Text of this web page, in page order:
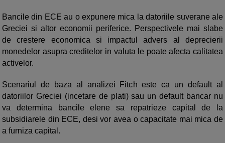
Bancile din ECE au o expunere mica la datoriile suverane ale
Greciei si altor economii periferice. Perspectivele mai slabe
de crestere economica si impactul advers al deprecierii
monedelor asupra creditelor in valuta le poate afecta calitatea
activelor.
Scenariul de baza al analizei Fitch este ca un default al
datoriilor Greciei (incetare de plati) sau un default bancar nu
va determina bancile elene sa repatrieze capital de la
subsidiarele din ECE, desi vor avea o capacitate mai mica de
a furniza capital.